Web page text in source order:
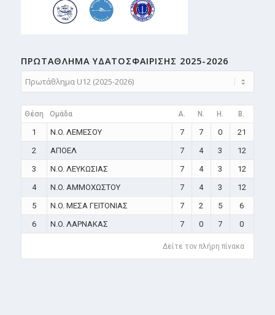
ΠΡΩΤΑΘΛΗMA ΥΔΑΤΟΣΦΑΙΡΙΣΗΣ 2025-2026
Θέση Ομάδα A. N. H. B.
1 N.O. ΛΕΜΕΣΟΥ 7 7 0
21
2
ΑΠΟΕΛ 7 4 3
12
3
N.O. ΛΕΥΚΩΣΙΑΣ 7 4 3
12
4
N.O. ΑΜΜΟΧΩΣΤΟΥ 7 4 3
12
5
N.O. ΜΕΣΑ ΓΕΙΤΟΝΙΑΣ 7 2 5
6
6
N.O. ΛΑΡΝΑΚΑΣ 7 0 7 0
Δείτε τον πλήρη πίνακα